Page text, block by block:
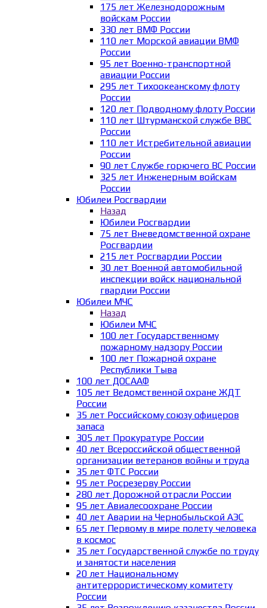
175 лет Железнодорожным
войскам России
330 лет ВМФ России
110 лет Морской авиации ВМФ
России
95 лет Военно-транспортной
авиации России
295 лет Тихоокеанскому флоту
России
120 лет Подводному флоту России
110 лет Штурманской службе ВВС
России
110 лет Истребительной авиации
России
90 лет Службе горючего ВС России
325 лет Инженерным войскам
России
Юбилеи Росгвардии
Назад
Юбилеи Росгвардии
75 лет Вневедомственной охране
Росгвардии
215 лет Росгвардии России
30 лет Военной автомобильной
инспекции войск национальной
гвардии России
Юбилеи МЧС
Назад
Юбилеи МЧС
100 лет Государственному
пожарному надзору России
100 лет Пожарной охране
Республики Тыва
100 лет ДОСААФ
105 лет Ведомственной охране ЖДТ
России
35 лет Российскому союзу офицеров
запаса
305 лет Прокуратуре России
40 лет Всероссийской общественной
организации ветеранов войны и труда
35 лет ФТС России
95 лет Росрезерву России
280 лет Дорожной отрасли России
95 лет Авиалесоохране России
40 лет Аварии на Чернобыльской АЭС
65 лет Первому в мире полету человека
в космос
35 лет Государственной службе по труду
и занятости населения
20 лет Национальному
антитеррористическому комитету
России